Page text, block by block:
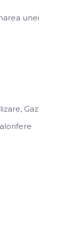
unei
Gaz